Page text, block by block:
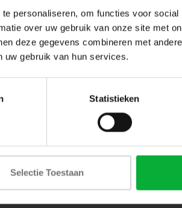
personaliseren, om functies voor
over uw gebruik van onze site met
deze gegevens combineren met
uw gebruik van hun services.
Statistieken
Selectie Toestaan
JE OP ONZE NIEUWSBRIEF
van onze acties en laatste collecties